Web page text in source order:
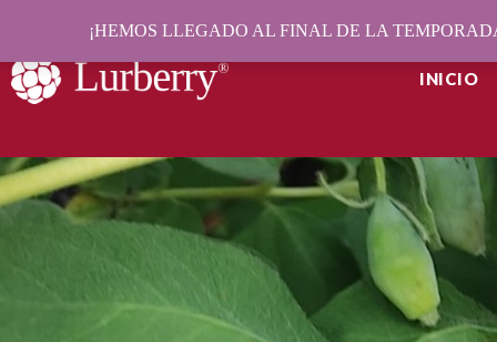
INICIO
¡HEMOS LLEGADO AL FINAL DE LA